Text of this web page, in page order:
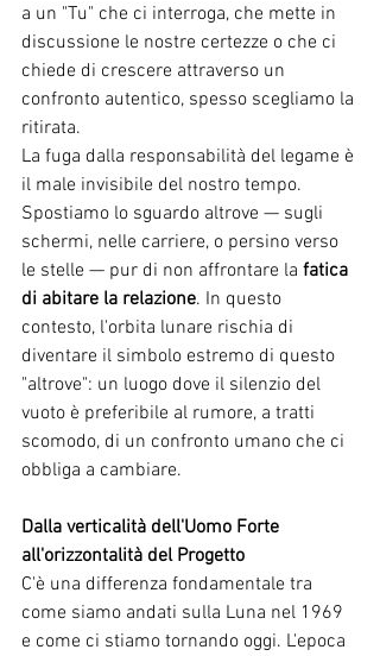
a un "Tu" che ci interroga, che mette in
discussione le nostre certezze o che ci
chiede di crescere attraverso un
confronto autentico, spesso scegliamo la
ritirata.
La fuga dalla responsabilità del legame è
il male invisibile del nostro tempo.
Spostiamo lo sguardo altrove — sugli
schermi, nelle carriere, o persino verso
le stelle — pur di non affrontare la fatica
di abitare la relazione. In questo
contesto, l'orbita lunare rischia di
diventare il simbolo estremo di questo
"altrove": un luogo dove il silenzio del
vuoto è preferibile al rumore, a tratti
scomodo, di un confronto umano che ci
obbliga a cambiare.
Dalla verticalità dell'Uomo Forte
all'orizzontalità del Progetto
C'è una differenza fondamentale tra
come siamo andati sulla Luna nel 1969
e come ci stiamo tornando oggi. L'epoca